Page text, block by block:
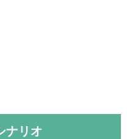
ナリオ